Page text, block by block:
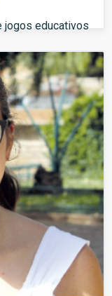
jogos educativos